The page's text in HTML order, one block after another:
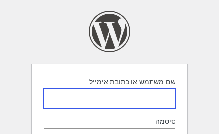
שם משתמש או כתובת אימייל
סיסמה